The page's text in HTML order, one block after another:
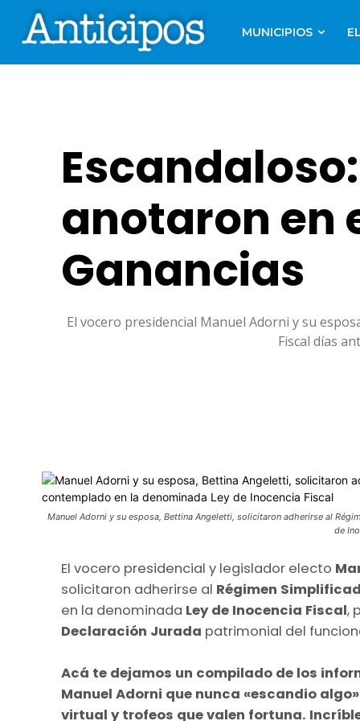
MUNICIPIOS
anotaron en
Ganancias
El vocero presidencial Manuel Adorni y su
Fiscal días
Manuel Adorni y su esposa, Bettina Angeletti, solicitaron adherirse al
de
El vocero presidencial y legislador electo
solicitaron adherirse al Régimen
en la denominada Ley de Inocencia Fiscal,
Declaración Jurada patrimonial del
Acá te dejamos un compilado de los
Manuel Adorni que nunca «escandio
virtual y trofeos que valen fortuna.